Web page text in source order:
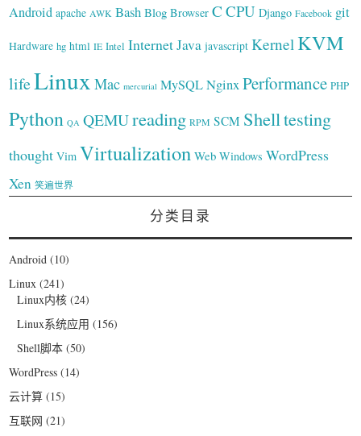
Android apache AWK Bash Blog Browser C CPU Django Facebook git
Hardware hg html IE Intel InternetJava javascript Kernel KVM
lifeLinux Mac mercurial MySQLNginxPerformance PHP
Python QA QEMUreading RPM SCM Shelltesting
thought Vim Virtualization Web Windows WordPress
Xen 笑遍世界
分类目录
Android (10)
Linux (241)
Linux内核 (24)
Linux系统应用 (156)
Shell脚本 (50)
WordPress (14)
云计算 (15)
互联网 (21)